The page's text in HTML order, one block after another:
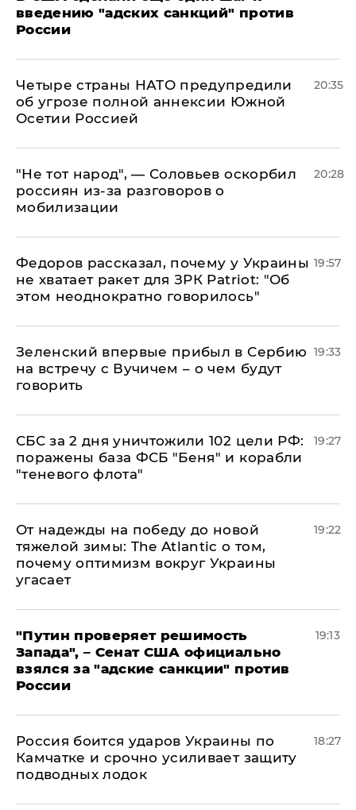
введению "адских санкций" против
России
Четыре страны НАТО предупредили
об угрозе полной аннексии Южной
Осетии Россией
20:35
​"Не тот народ", — Соловьев оскорбил
россиян из-за разговоров о
мобилизации
20:28
Федоров рассказал, почему у Украины
не хватает ракет для ЗРК Patriot: "Об
этом неоднократно говорилось"
19:57
Зеленский впервые прибыл в Сербию
на встречу с Вучичем – о чем будут
говорить
19:33
СБС за 2 дня уничтожили 102 цели РФ:
поражены база ФСБ "Беня" и корабли
"теневого флота"
19:27
От надежды на победу до новой
тяжелой зимы: The Atlantic о том,
почему оптимизм вокруг Украины
угасает
19:22
"Путин проверяет решимость
Запада", – Сенат США официально
взялся за "адские санкции" против
России
19:13
Россия боится ударов Украины по
Камчатке и срочно усиливает защиту
подводных лодок
18:27